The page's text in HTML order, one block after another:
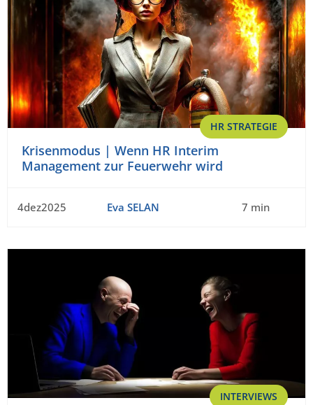
HR STRATEGIE
Krisenmodus | Wenn HR Interim
Management zur Feuerwehr wird
4dez2025 Eva SELAN 7 min
INTERVIEWS